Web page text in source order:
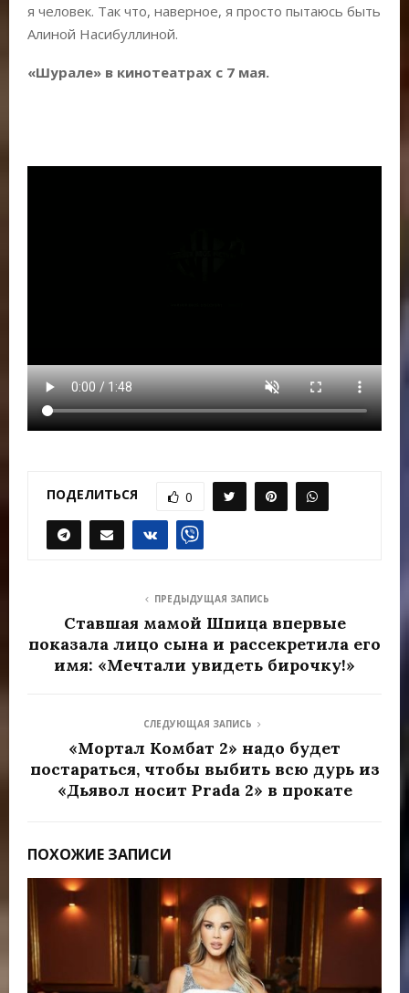
я человек. Так что, наверное, я просто пытаюсь быть
Алиной Насибуллиной.
«Шурале» в кинотеатрах с 7 мая.
ПОДЕЛИТЬСЯ 0
ПРЕДЫДУЩАЯ ЗАПИСЬ
Ставшая мамой Шпица впервые
показала лицо сына и рассекретила его
имя: «Мечтали увидеть бирочку!»
СЛЕДУЮЩАЯ ЗАПИСЬ
«Мортал Комбат 2» надо будет
постараться, чтобы выбить всю дурь из
«Дьявол носит Prada 2» в прокате
ПОХОЖИЕ ЗАПИСИ